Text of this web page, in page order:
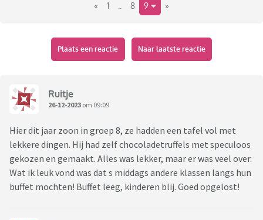
« 1 8 9 »
Plaats een reactie Naar laatste reactie
Ruitje
26-12-2023 om 09:09
Hier dit jaar zoon in groep 8, ze hadden een tafel vol met
lekkere dingen. Hij had zelf chocoladetruffels met speculoos
gekozen en gemaakt. Alles was lekker, maar er was veel over.
Wat ik leuk vond was dat s middags andere klassen langs hun
buffet mochten! Buffet leeg, kinderen blij. Goed opgelost!